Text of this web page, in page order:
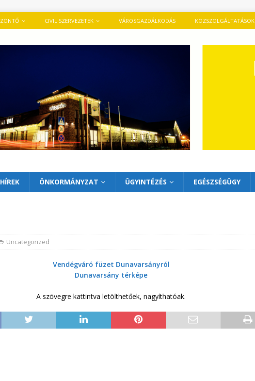
CIVIL SZERVEZETEK VÁROSGAZDÁLKODÁS KÖZSZOLGÁLTATÁSOK
HÍREK ÖNKORMÁNYZAT ÜGYINTÉZÉS EGÉSZSÉGÜGY
Uncategorized
Vendégváró füzet Dunavarsányról
Dunavarsány térképe
A szövegre kattintva letölthetőek, nagyíthatóak.